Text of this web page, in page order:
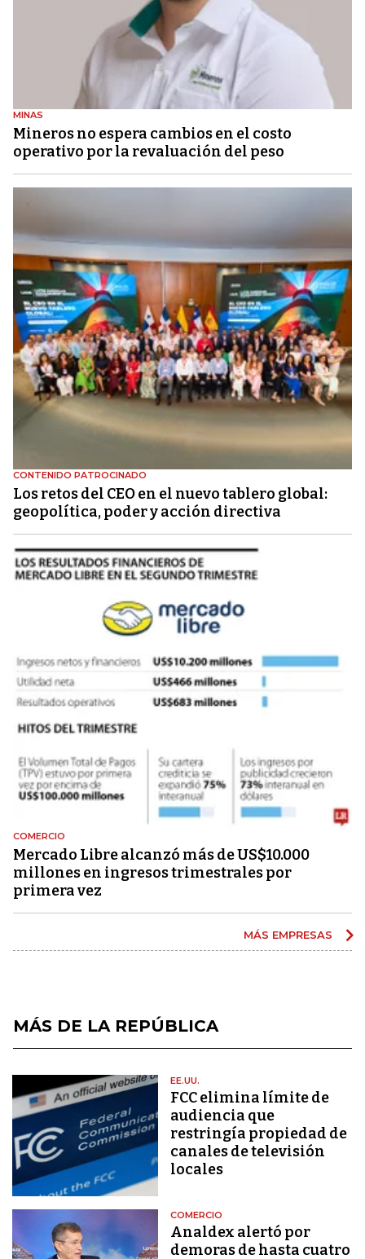
MINAS
Mineros no espera cambios en el costo
operativo por la revaluación del peso
CONTENIDO PATROCINADO
Los retos del CEO en el nuevo tablero global:
geopolítica, poder y acción directiva
COMERCIO
Mercado Libre alcanzó más de US$10.000
millones en ingresos trimestrales por
primera vez
MÁS EMPRESAS
MÁS DE LA REPÚBLICA
EE.UU.
FCC elimina límite de
audiencia que
restringía propiedad de
canales de televisión
locales
COMERCIO
Analdex alertó por
demoras de hasta cuatro